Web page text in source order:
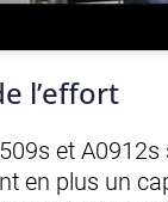
l’effort
et
en plus un